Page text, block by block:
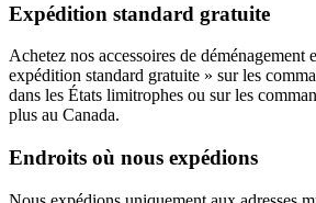
Expédition standard gratuite
Achetez nos accessoires de déménagement
expédition standard gratuite » sur les
dans les États limitrophes ou sur les
plus au Canada.
Endroits où nous expédions